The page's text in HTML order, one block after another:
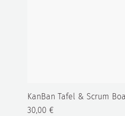
KanBan Tafel & Scrum
Preis
30,00 €